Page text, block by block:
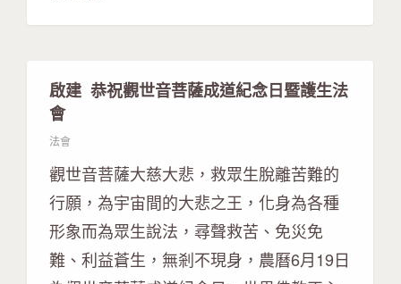
啟建 恭祝觀世音菩薩成道紀念日暨護生法
會
法會
觀世音菩薩大慈大悲，救眾生脫離苦難的
行願，為宇宙間的大悲之王，化身為各種
形象而為眾生說法，尋聲救苦、免災免
難、利益蒼生，無剎不現身，農曆6月19日